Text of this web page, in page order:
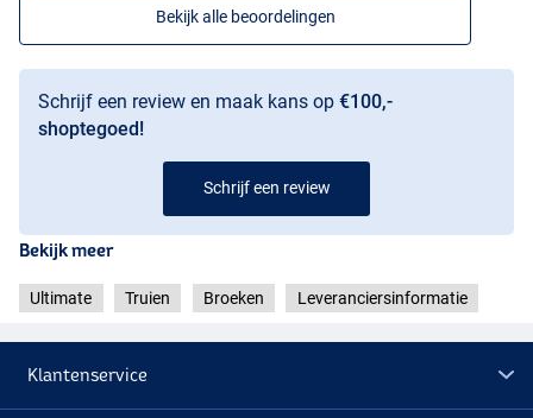
Bekijk alle beoordelingen
Schrijf een review en maak kans op €100,-
shoptegoed!
Schrijf een review
Bekijk meer
Ultimate Truien Broeken Leveranciersinformatie
Klantenservice